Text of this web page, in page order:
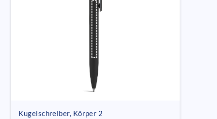
Kugelschreiber, Körper 2